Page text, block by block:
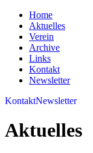
Home
Aktuelles
Verein
Archive
Links
Kontakt
Newsletter
KontaktNewsletter
Aktuelles